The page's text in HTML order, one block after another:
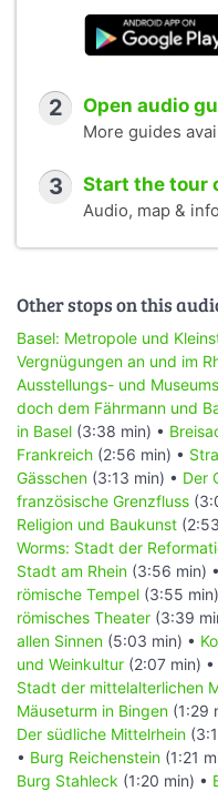
2 Open audio
More guides
3 Start the tour
Audio, map &
Other stops on this
Basel: Metropole und
Vergnügungen an und im
Ausstellungs- und
doch dem Fährmann und
in Basel (3:38 min) •
Frankreich (2:56 min) •
Gässchen (3:13 min) • Der
französische Grenzfluss
Religion und Baukunst
Worms: Stadt der
Stadt am Rhein (3:56 min) •
römische Tempel (3:55
römisches Theater (3:39
allen Sinnen (5:03 min) •
und Weinkultur (2:07 min) •
Stadt der mittelalterlichen
Mäuseturm in Bingen (1:29
Der südliche Mittelrhein
• Burg Reichenstein (1:21
Burg Stahleck (1:20 min) •